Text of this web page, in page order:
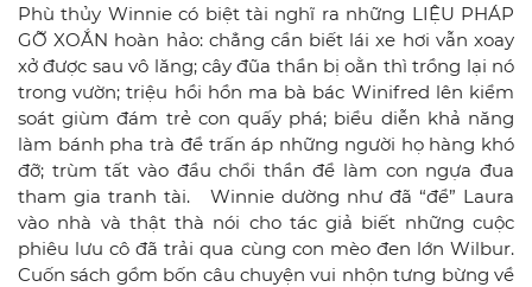
Phù thủy Winnie có biệt tài nghĩ ra những LIỆU PHÁP
GỠ XOẮN hoàn hảo: chẳng cần biết lái xe hơi vẫn xoay
xở được sau vô lăng; cây đũa thần bị oằn thì trồng lại nó
trong vườn; triệu hồi hồn ma bà bác Winifred lên kiểm
soát giùm đám trẻ con quấy phá; biểu diễn khả năng
làm bánh pha trà để trấn áp những người họ hàng khó
đỡ; trùm tất vào đầu chổi thần để làm con ngựa đua
tham gia tranh tài. Winnie dường như đã “để” Laura
vào nhà và thật thà nói cho tác giả biết những cuộc
phiêu lưu cô đã trải qua cùng con mèo đen lớn Wilbur.
Cuốn sách gồm bốn câu chuyện vui nhộn tưng bừng về